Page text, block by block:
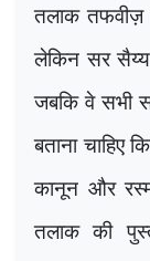
तलाक तफवीज़
लेकिन सर
जबकि वे सभी
बताना
कानून और
तलाक की